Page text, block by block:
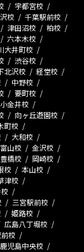
宇都宮校
校
千葉駅前校
津田沼校
柏校
六本木校
大井町校
渋谷校
北沢校
経堂校
中野校
要町校
金井校
向ヶ丘遊園校
町校
大和校
富山校
金沢校
豊橋校
岡崎校
校
本山校
津校
三宮駅前校
姫路校
広島八丁堀校
校
鹿児島中央校